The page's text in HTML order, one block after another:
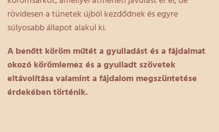
rövidesen a tünetek újból kezdődnek és egyre
súlyosabb állapot alakul ki.
A benőtt köröm műtét a gyulladást és a fájdalmat
okozó körömlemez és a gyulladt szövetek
eltávolítása valamint a fájdalom megszüntetése
érdekében történik.